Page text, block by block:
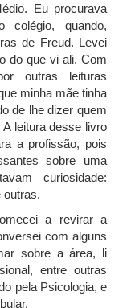
Eu procurava
colégio, quando,
de Freud. Levei
do que vi ali. Com
outras leituras
minha mãe tinha
de lhe dizer quem
A leitura desse livro
a profissão, pois
sobre uma
curiosidade:
outras.
a revirar a
com alguns
sobre a área, li
entre outras
pela Psicologia, e